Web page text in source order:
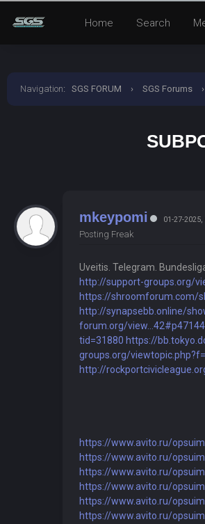
Home Search
Navigation: SGS FORUM › SGS Forums ›
mkeypomi 01-27-
Posting Freak
Uveitis. Telegram.
http://support-groups.org/
https://shroomforum.com/
http://synapsebb.online/
forum.org/
tid=31880 https://
groups.org/
http://
https://www.avito.ru/
https://www.avito.ru/
https://www.avito.ru/
https://www.avito.ru/
https://www.avito.ru/
https://www.avito.ru/